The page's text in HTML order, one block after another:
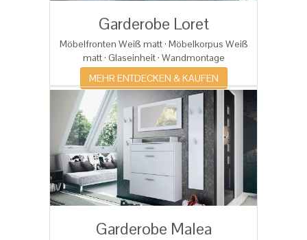
Garderobe Loret
Möbelfronten Weiß matt · Möbelkorpus Weiß
matt · Glaseinheit · Wandmontage
MEHR ENTDECKEN & KAUFEN
Garderobe Malea